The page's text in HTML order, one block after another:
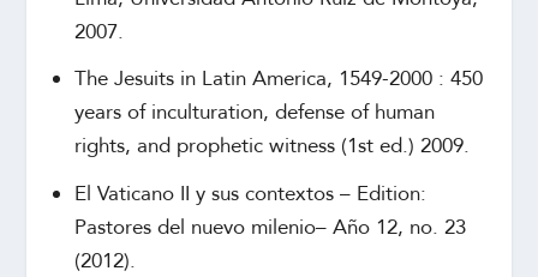
2007.
The Jesuits in Latin America, 1549-2000 : 450
years of inculturation, defense of human
rights, and prophetic witness (1st ed.) 2009.
El Vaticano II y sus contextos – Edition:
Pastores del nuevo milenio– Año 12, no. 23
(2012).